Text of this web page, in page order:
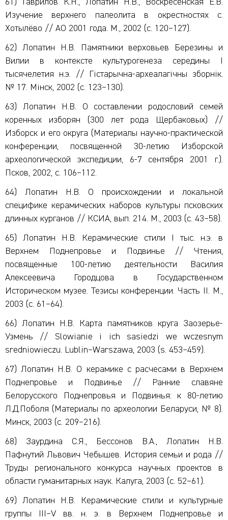
61) Гаврилов К.Н., Лопатин Н.В., Воскресенская Е.В.
Изучение верхнего палеолита в окрестностях с.
Хотылёво // АО 2001 года. М., 2002 (с. 120–127).
62) Лопатин Н.В. Памятники верховьев Березины и
Вилии в контексте культурогенеза середины I
тысячелетия н.э. // Гiстарычна-археалагiчны зборнiк.
№ 17. Мiнск, 2002 (с. 123–130).
63) Лопатин Н.В. О составлении родословий семей
коренных изборян (300 лет рода Щербаковых) //
Изборск и его округа (Материалы научно-практической
конференции, посвященной 30-летию Изборской
археологической экспедиции, 6-7 сентября 2001 г.).
Псков, 2002, с. 106–112.
64) Лопатин Н.В. О происхождении и локальной
специфике керамических наборов культуры псковских
длинных курганов // КСИА, вып. 214. М., 2003 (с. 43–58).
65) Лопатин Н.В. Керамические стили I тыс. н.э. в
Верхнем Поднепровье и Подвинье // Чтения,
посвященные 100-летию деятельности Василия
Алексеевича Городцова в Государственном
Историческом музее. Тезисы конференции. Часть II. М.,
2003 (с. 61–64).
66) Лопатин Н.В. Карта памятников круга Заозерье-
Узмень // Slowianie i ich sasiedzi we wczesnym
sredniowieczu. Lublin–Warszawa, 2003 (s. 453–459).
67) Лопатин Н.В. О керамике с расчесами в Верхнем
Поднепровье и Подвинье // Ранние славяне
Белорусского Поднепровья и Подвинья: к 80-летию
Л.Д.Поболя (Материалы по археологии Беларуси, № 8).
Минск, 2003 (с. 209–216).
68) Заурдина С.Я., Бессонов В.А., Лопатин Н.В.
Пафнутий Львович Чебышев. История семьи и рода //
Труды регионального конкурса научных проектов в
области гуманитарных наук. Калуга, 2003 (с. 52–61).
69) Лопатин Н.В. Керамические стили и культурные
группы III–V вв. н. э. в Верхнем Поднепровье и